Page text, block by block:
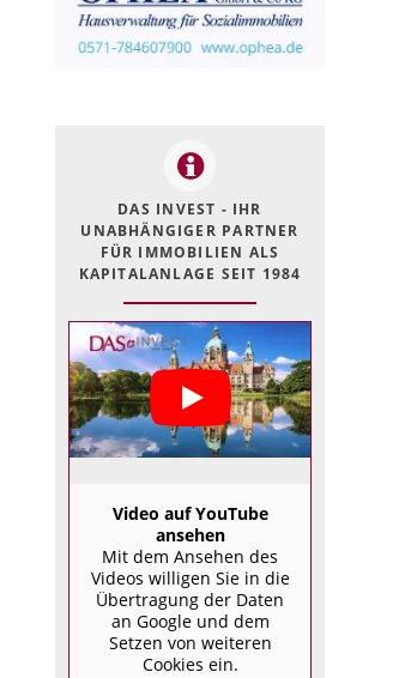
DAS INVEST - IHR
UNABHÄNGIGER PARTNER
FÜR IMMOBILIEN ALS
KAPITALANLAGE SEIT 1984
Video auf YouTube
ansehen
Mit dem Ansehen des
Videos willigen Sie in die
Übertragung der Daten
an Google und dem
Setzen von weiteren
Cookies ein.